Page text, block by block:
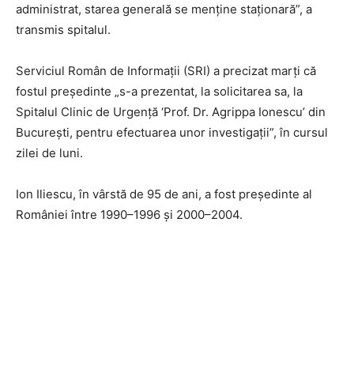
administrat, starea generală se menţine staţionară”, a
transmis spitalul.
Serviciul Român de Informații (SRI) a precizat marți că
fostul președinte „s-a prezentat, la solicitarea sa, la
Spitalul Clinic de Urgenţă ‘Prof. Dr. Agrippa Ionescu’ din
Bucureşti, pentru efectuarea unor investigaţii”, în cursul
zilei de luni.
Ion Iliescu, în vârstă de 95 de ani, a fost președinte al
României între 1990–1996 și 2000–2004.